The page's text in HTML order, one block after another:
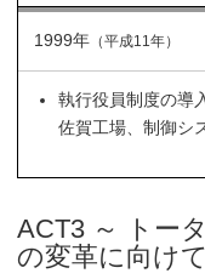
1999年（平成11年）
執行役員制度の導入
佐賀工場、制御シ
ACT3 ～ トー
の変革に向けて